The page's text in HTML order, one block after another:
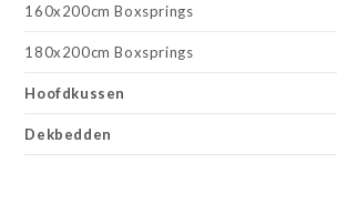
160x200cm Boxsprings
180x200cm Boxsprings
Hoofdkussen
Dekbedden